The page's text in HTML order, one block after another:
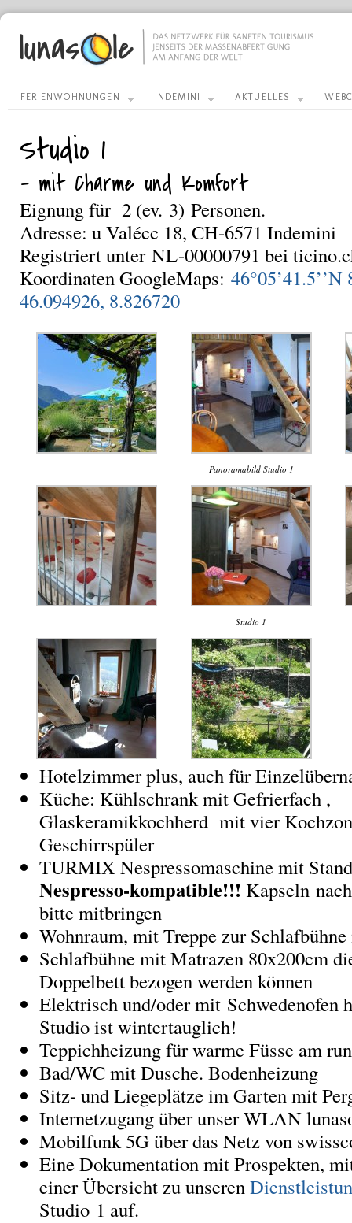
FERIENWOHNUNGEN INDEMINI AKTUELLES
Studio 1
– mit Charme und Komfort
Eignung für 2 (ev. 3) Personen.
Adresse: u Valécc 18, CH-6571 Indemini
Registriert unter NL-00000791 bei
Koordinaten GoogleMaps: 46°05’41.5’’N
46.094926, 8.826720
Panoramabild Studio 1
Studio 1
Hotelzimmer plus, auch für
Küche: Kühlschrank mit Gefrierfach ,
Glaskeramikkochherd mit vier
Geschirrspüler
TURMIX Nespressomaschine mit
Nespresso-kompatible!!! Kapseln
bitte mitbringen
Wohnraum, mit Treppe zur
Schlafbühne mit Matrazen 80x200cm
Doppelbett bezogen werden können
Elektrisch und/oder mit Schwedenofen
Studio ist wintertauglich!
Teppichheizung für warme Füsse am
Bad/WC mit Dusche. Bodenheizung
Sitz- und Liegeplätze im Garten mit
Internetzugang über unser WLAN
Mobilfunk 5G über das Netz von
Eine Dokumentation mit Prospekten,
einer Übersicht zu unseren
Studio 1 auf.